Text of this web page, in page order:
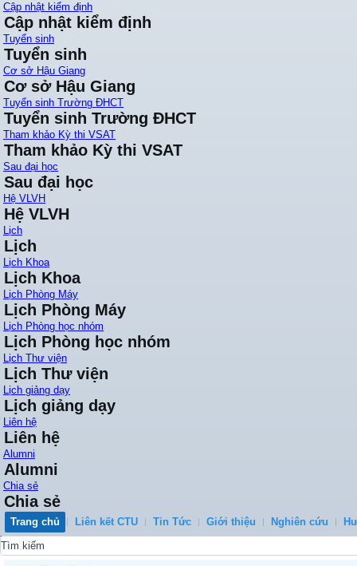
Cập nhật kiểm định
Cập nhật kiểm định
Tuyển sinh
Tuyển sinh
Cơ sở Hậu Giang
Cơ sở Hậu Giang
Tuyển sinh Trường ĐHCT
Tuyển sinh Trường ĐHCT
Tham khảo Kỳ thi VSAT
Tham khảo Kỳ thi VSAT
Sau đại học
Sau đại học
Hệ VLVH
Hệ VLVH
Lịch
Lịch
Lịch Khoa
Lịch Khoa
Lịch Phòng Máy
Lịch Phòng Máy
Lịch Phòng học nhóm
Lịch Phòng học nhóm
Lịch Thư viện
Lịch Thư viện
Lịch giảng dạy
Lịch giảng dạy
Liên hệ
Liên hệ
Alumni
Alumni
Chia sẻ
Chia sẻ
Trang chủ Liên kết CTU Tin Tức Giới thiệu Nghiên cứu
0